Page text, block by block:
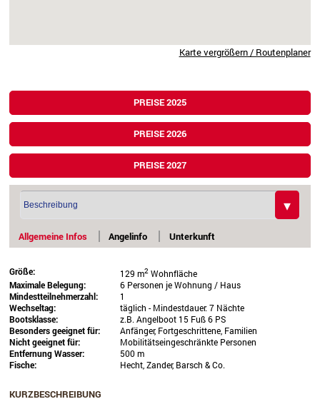
Karte vergrößern / Routenplaner
PREISE 2025
PREISE 2026
PREISE 2027
Allgemeine Infos Angelinfo Unterkunft
Größe: 129 m2 Wohnfläche
Maximale Belegung:
6 Personen je Wohnung / Haus
Mindestteilnehmerzahl:
1
Wechseltag:
täglich - Mindestdauer: 7 Nächte
Bootsklasse:
z.B. Angelboot 15 Fuß 6 PS
Besonders geeignet für:
Anfänger, Fortgeschrittene, Familien
Nicht geeignet für:
Mobilitätseingeschränkte Personen
Entfernung Wasser:
500 m
Fische:
Hecht, Zander, Barsch & Co.
KURZBESCHREIBUNG